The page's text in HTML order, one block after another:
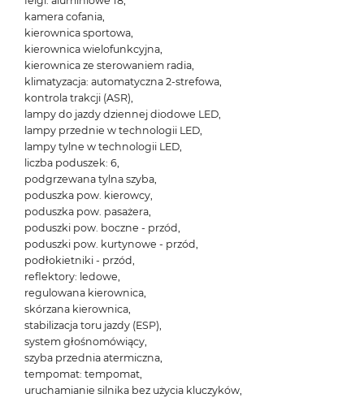
kamera cofania,
kierownica sportowa,
kierownica wielofunkcyjna,
kierownica ze sterowaniem radia,
klimatyzacja: automatyczna 2-strefowa,
kontrola trakcji (ASR),
lampy do jazdy dziennej diodowe LED,
lampy przednie w technologii LED,
lampy tylne w technologii LED,
liczba poduszek: 6,
podgrzewana tylna szyba,
poduszka pow. kierowcy,
poduszka pow. pasażera,
poduszki pow. boczne - przód,
poduszki pow. kurtynowe - przód,
podłokietniki - przód,
reflektory: ledowe,
regulowana kierownica,
skórzana kierownica,
stabilizacja toru jazdy (ESP),
system głośnomówiący,
szyba przednia atermiczna,
tempomat: tempomat,
uruchamianie silnika bez użycia kluczyków,